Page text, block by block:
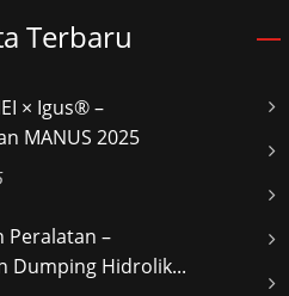
Terbaru
× Igus® –
MANUS 2025
Peralatan –
Dumping Hidrolik...